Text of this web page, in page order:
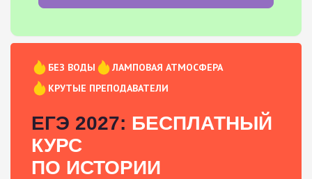
БЕЗ ВОДЫ
ЛАМПОВАЯ АТМОСФЕРА
КРУТЫЕ ПРЕПОДАВАТЕЛИ
ЕГЭ 2027: БЕСПЛАТНЫЙ
КУРС
ПО ИСТОРИИ